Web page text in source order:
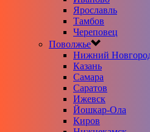
Ярославль
Тамбов
Череповец
Поволжье
Нижний
Казань
Самара
Саратов
Ижевск
Йошкар-Ола
Киров